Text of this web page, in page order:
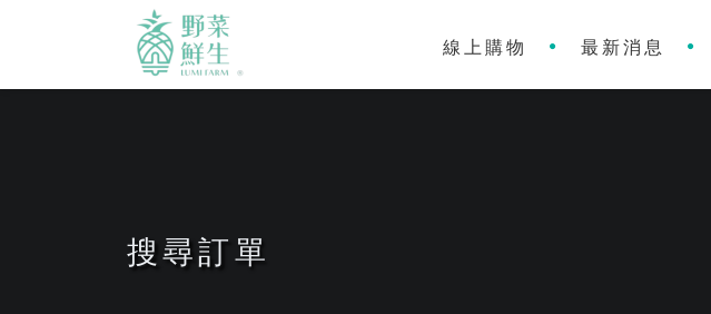
線上購物 最新消息
搜尋訂單